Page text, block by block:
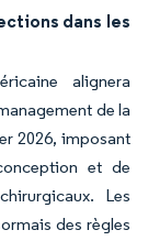
dans les
alignera
de la
2026, imposant
et de
Les
des règles